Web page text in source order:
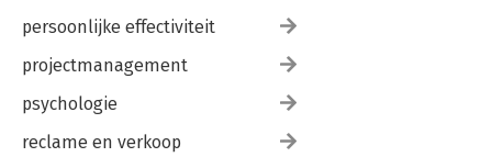
persoonlijke effectiviteit
projectmanagement
psychologie
reclame en verkoop